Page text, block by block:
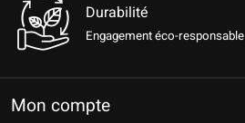
Durabilité
Engagement éco-responsable
Mon compte